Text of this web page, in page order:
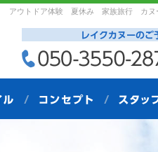
アウトドア体験 夏休み 家族旅行 カヌ